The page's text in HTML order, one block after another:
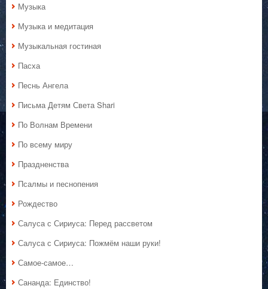
Музыка
Музыка и медитация
Музыкальная гостиная
Пасха
Песнь Ангела
Письма Детям Света Shari
По Волнам Времени
По всему миру
Праздненства
Псалмы и песнопения
Рождество
Салуса с Сириуса: Перед рассветом
Салуса с Сириуса: Пожмём наши руки!
Самое-самое…
Сананда: Единство!